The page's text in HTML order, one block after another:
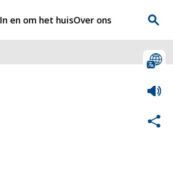
In en om het huisOver ons